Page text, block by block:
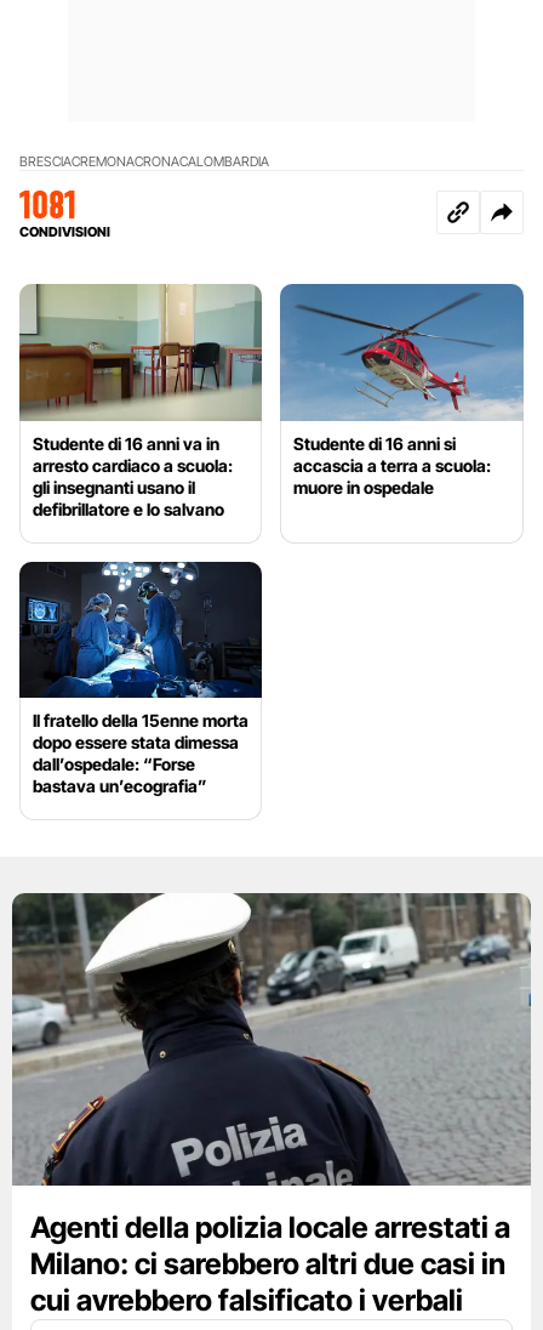
BRESCIACREMONACRONACALOMBARDIA
1081
CONDIVISIONI
Studente di 16 anni va in
arresto cardiaco a scuola:
gli insegnanti usano il
defibrillatore e lo salvano
Studente di 16 anni si
accascia a terra a scuola:
muore in ospedale
Il fratello della 15enne morta
dopo essere stata dimessa
dall’ospedale: “Forse
bastava un’ecografia”
Agenti della polizia locale arrestati a
Milano: ci sarebbero altri due casi in
cui avrebbero falsificato i verbali